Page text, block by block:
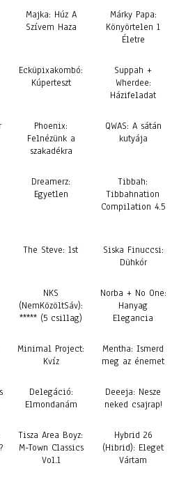
Majka: Húz A
Szívem Haza
Márky Papa:
Könyörtelen 1
Életre
Ecküpixakombó:
Kúperteszt
Suppah +
Wherdee:
Házifeladat
Phoenix:
Felnézünk a
szakadékra
QWAS: A sátán
kutyája
Dreamerz:
Egyetlen
Tibbah:
Tibbahnation
Compilation 4.5
The Steve: 1st
Siska Finuccsi:
Dühkór
NKS
(NemKözöltSáv):
***** (5 csillag)
Norba + No One:
Hanyag
Elegancia
Minimal Project:
Kvíz
Mentha: Ismerd
meg az énemet
Delegáció:
Elmondanám
Deeeja: Nesze
neked csajrap!
Tisza Area Boyz:
M-Town Classics
Vol.1
Hybrid 26
(Hibrid): Eleget
Vártam